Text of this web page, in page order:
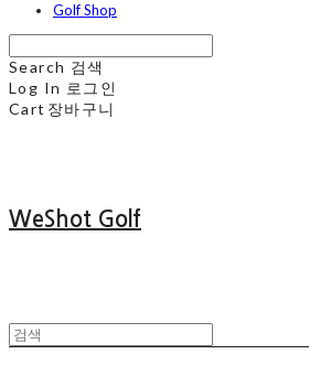
Golf Shop
Search 검색
Log In 로그인
Cart 장바구니
WeShot Golf